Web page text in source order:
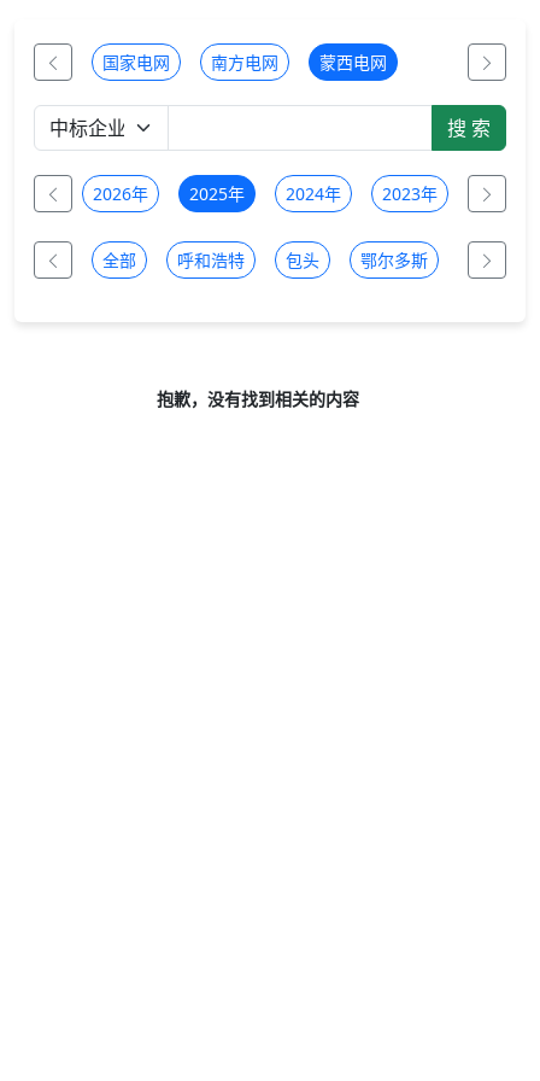
国家电网 南方电网 蒙西电网
全部 2026年 2025年 2024年 2023年 2022年
全部 呼和浩特 包头 鄂尔多斯 乌兰察布
抱歉，没有找到相关的内容